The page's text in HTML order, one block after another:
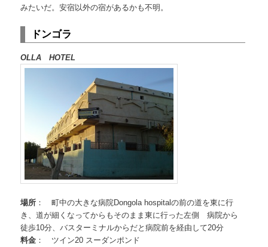
みたいだ。安宿以外の宿があるかも不明。
ドンゴラ
OLLA HOTEL
場所： 町中の大きな病院Dongola hospitalの前の道を東に行
き、道が細くなってからもそのまま東に行った左側 病院から
徒歩10分、バスターミナルからだと病院前を経由して20分
料金： ツイン20 スーダンポンド